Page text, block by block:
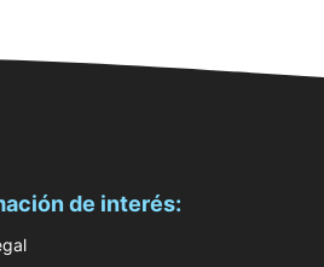
de interés: